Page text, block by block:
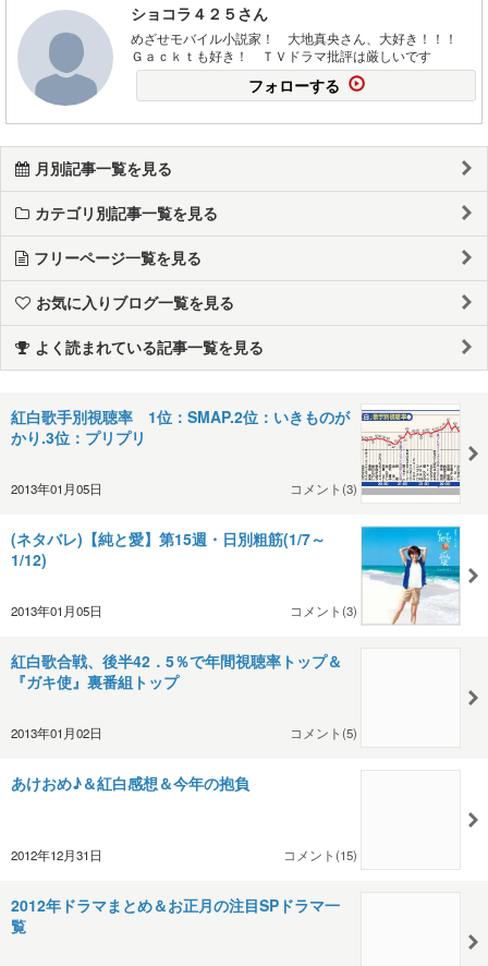
ショコラ４２５さん
めざせモバイル小説家！ 大地真央さん、大好き！！！
Ｇａｃｋｔも好き！ ＴＶドラマ批評は厳しいです
フォローする
月別記事一覧を見る
カテゴリ別記事一覧を見る
フリーページ一覧を見る
お気に入りブログ一覧を見る
よく読まれている記事一覧を見る
紅白歌手別視聴率 1位：SMAP.2位：いきものが
かり.3位：プリプリ
2013年01月05日 コメント(3)
(ネタバレ)【純と愛】第15週・日別粗筋(1/7～
1/12)
2013年01月05日 コメント(3)
紅白歌合戦、後半42．5％で年間視聴率トップ＆
『ガキ使』裏番組トップ
2013年01月02日 コメント(5)
あけおめ♪＆紅白感想＆今年の抱負
2012年12月31日 コメント(15)
2012年ドラマまとめ＆お正月の注目SPドラマ一
覧